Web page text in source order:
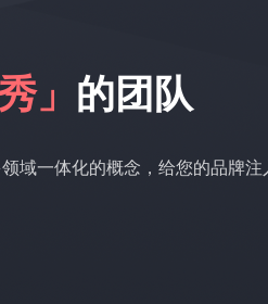
」 的团队
域一体化的概念，给您的品牌注